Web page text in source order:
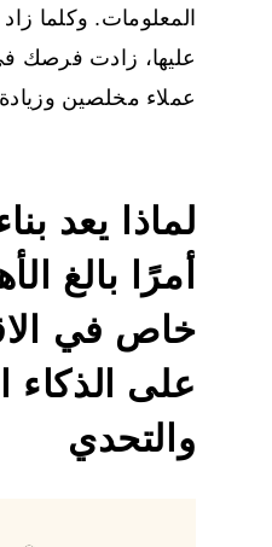
المعلومات. وكلما
عليها، زادت فرصك
عملاء مخلصين وزيادة
لماذا يعد
أمرًا بالغ
خاص في
على الذكاء
والتحدي